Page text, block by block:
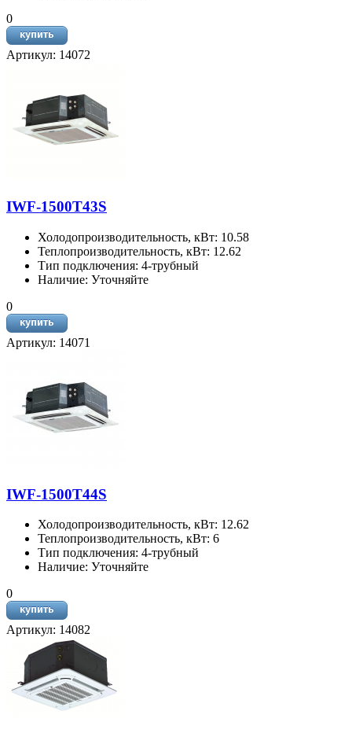
0
Артикул: 14072
IWF-1500T43S
Холодопроизводительность, кВт: 10.58
Теплопроизводительность, кВт: 12.62
Тип подключения: 4-трубный
Наличие: Уточняйте
0
Артикул: 14071
IWF-1500T44S
Холодопроизводительность, кВт: 12.62
Теплопроизводительность, кВт: 6
Тип подключения: 4-трубный
Наличие: Уточняйте
0
Артикул: 14082